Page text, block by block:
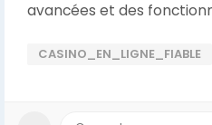
avancées et des
CASINO_EN_LIGNE_FIABLE